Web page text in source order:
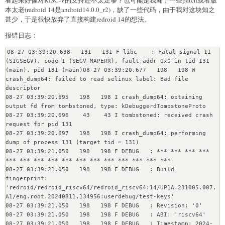
本太老(redroid 14是android14.0.0_r2)，缺了一些代码，由于我对这块知之
甚少，于是很快放弃了直接构建redroid 14的想法。
报错日志：
08-27 03:39:20.638   131   131 F libc    : Fatal signal 11
(SIGSEGV), code 1 (SEGV_MAPERR), fault addr 0x0 in tid 131
(main), pid 131 (main)08-27 03:39:20.677   198   198 W
crash_dump64: failed to read selinux label: Bad file
descriptor
08-27 03:39:20.695   198   198 I crash_dump64: obtaining
output fd from tombstoned, type: kDebuggerdTombstoneProto
08-27 03:39:20.696    43    43 I tombstoned: received crash
request for pid 131
08-27 03:39:20.697   198   198 I crash_dump64: performing
dump of process 131 (target tid = 131)
08-27 03:39:21.050   198   198 F DEBUG   : *** *** *** ***
*** *** *** *** *** *** *** *** *** *** *** ***
08-27 03:39:21.050   198   198 F DEBUG   : Build
fingerprint:
'redroid/redroid_riscv64/redroid_riscv64:14/UP1A.231005.007.
A1/eng.root.20240811.134956:userdebug/test-keys'
08-27 03:39:21.050   198   198 F DEBUG   : Revision: '0'
08-27 03:39:21.050   198   198 F DEBUG   : ABI: 'riscv64'